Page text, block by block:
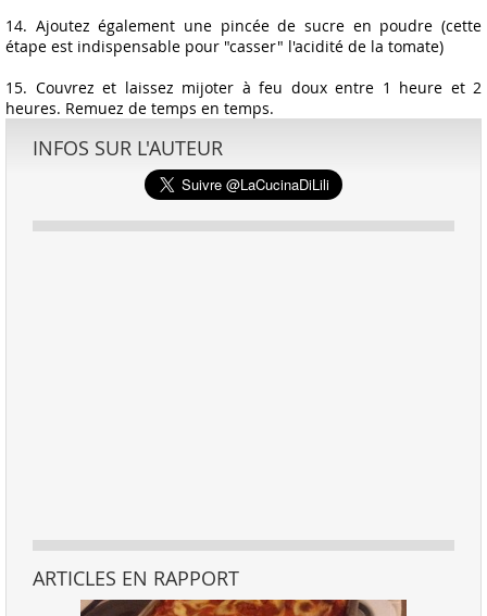
14. Ajoutez également une pincée de sucre en poudre (cette
étape est indispensable pour "casser" l'acidité de la tomate)
15. Couvrez et laissez mijoter à feu doux entre 1 heure et 2
heures. Remuez de temps en temps.
INFOS SUR L'AUTEUR
ARTICLES EN RAPPORT